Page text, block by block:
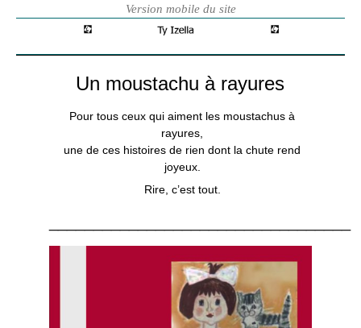
Un moustachu à rayures
Pour tous ceux qui aiment les moustachus à
rayures,
une de ces histoires de rien dont la chute rend
joyeux.
Rire, c’est tout.